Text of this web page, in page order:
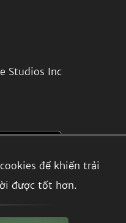
để khiến trải
được tốt hơn.
Studios Inc